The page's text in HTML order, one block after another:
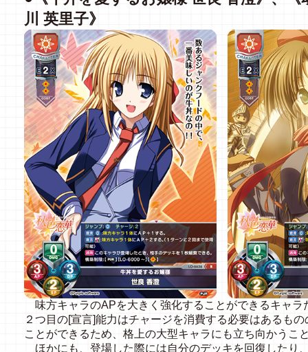
川 英里子》
味方キャラのAPを大きく強化することができるキャラ
２つ目の[宣言]能力はチャージを消費する必要はあるも
ことができるため、格上の大型キャラにも立ち向かうこ
ほかにも、登場した際には自分のデッキを回復したり